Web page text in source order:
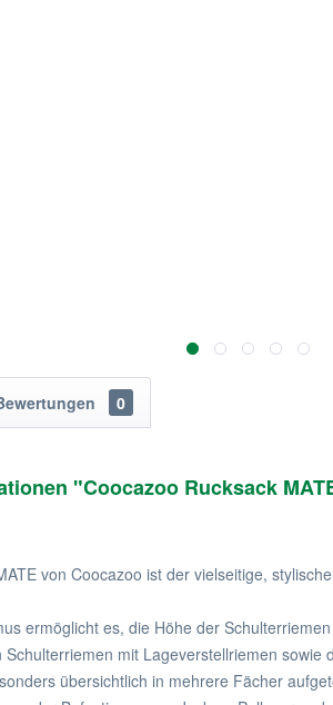
0
"Coocazoo Rucksack
von Coocazoo ist der vielseitige,
ermöglicht es, die Höhe der
mit Lageverstellriemen
übersichtlich in mehrere Fächer